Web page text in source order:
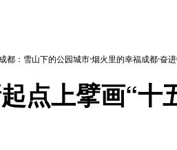
成都：雪山下的公园城市·烟火里的幸福成都·奋
点上擘画“十